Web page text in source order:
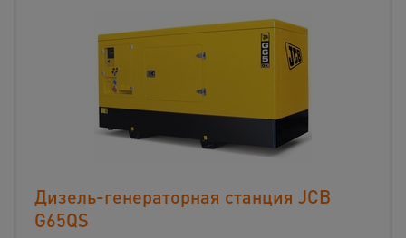
Дизель-генераторная станция JCB
G65QS